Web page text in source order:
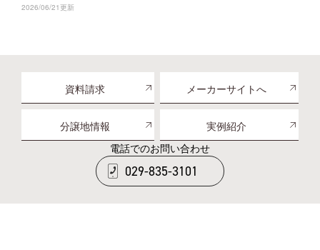
2026/06/21更新
資料請求 メーカーサイトへ
分譲地情報
実例紹介
電話でのお問い合わせ
029-835-3101